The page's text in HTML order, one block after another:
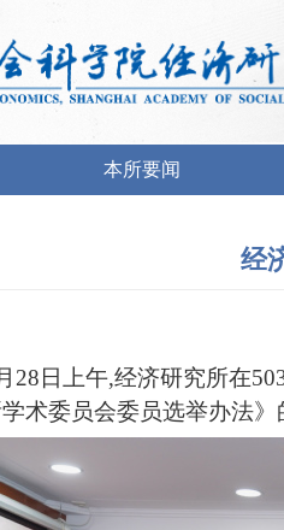
本所要闻
经
28日上午,经济研究所在
学术委员会委员选举办法